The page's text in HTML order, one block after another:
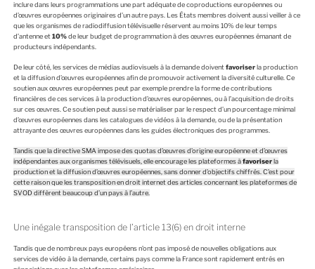
inclure dans leurs programmations une part adéquate de coproductions européennes ou
d’œuvres européennes originaires d’un autre pays. Les États membres doivent aussi veiller à ce
que les organismes de radiodiffusion télévisuelle réservent au moins 10% de leur temps
d’antenne et10%de leur budget de programmation à des œuvres européennes émanant de
producteurs indépendants.
De leur côté, les services de médias audiovisuels à la demande doiventfavoriserla production
et la diffusion d’œuvres européennes afin de promouvoir activement la diversité culturelle. Ce
soutien aux œuvres européennes peut par exemple prendre la forme de contributions
financières de ces services à la production d’œuvres européennes, ou à l’acquisition de droits
sur ces œuvres. Ce soutien peut aussi se matérialiser par le respect d’un pourcentage minimal
d’œuvres européennes dans les catalogues de vidéos à la demande, ou de la présentation
attrayante des œuvres européennes dans les guides électroniques des programmes.
Tandis que la directive SMA impose des quotas d’œuvres d’origine européenne et d’œuvres
indépendantes aux organismes télévisuels, elle encourage les plateformes àfavoriserla
production et la diffusion d’œuvres européennes, sans donner d’objectifs chiffrés. C’est pour
cette raison que les transposition en droit internet des articles concernant les plateformes de
SVOD diffèrent beaucoup d’un pays à l’autre.
Une inégale transposition de l’article 13(6) en droit interne
Tandis que de nombreux pays européens n’ont pas imposé de nouvelles obligations aux
services de vidéo à la demande, certains pays comme la France sont rapidement entrés en